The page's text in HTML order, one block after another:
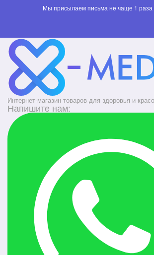
Мы присылаем письма не чаще 1 раза
Интернет-магазин товаров для здоровья и
Напишите нам: